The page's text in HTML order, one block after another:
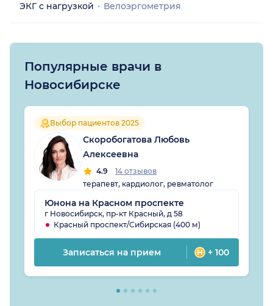
ЭКГ с нагрузкой
Велоэргометрия
Популярные врачи в
Новосибирске
Выбор пациентов 2025
Скоробогатова Любовь
Алексеевна
4.9
14 отзывов
терапевт, кардиолог, ревматолог
Юнона на Красном проспекте
г Новосибирск, пр-кт Красный, д 58
Красный проспект/Сибирская (400 м)
Записаться на прием + 100